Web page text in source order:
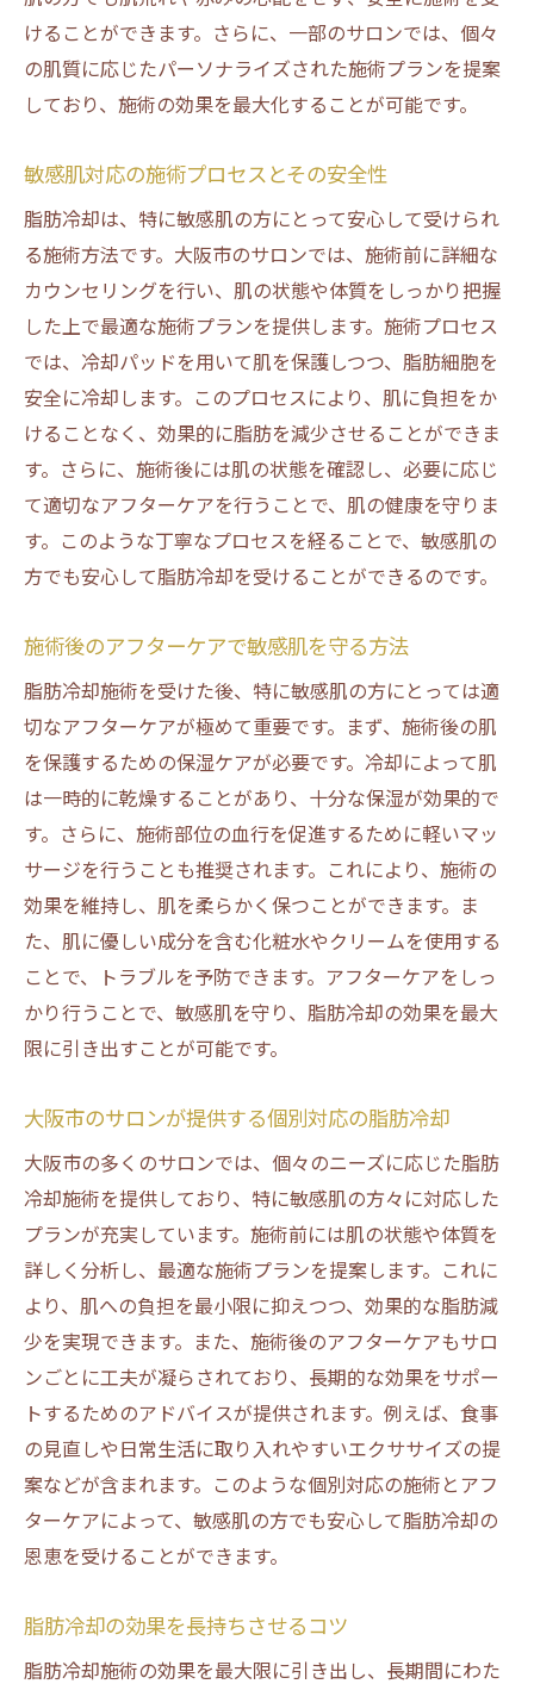
けることができます。さらに、一部のサロンでは、個々
の肌質に応じたパーソナライズされた施術プランを提案
しており、施術の効果を最大化することが可能です。
敏感肌対応の施術プロセスとその安全性
脂肪冷却は、特に敏感肌の方にとって安心して受けられ
る施術方法です。大阪市のサロンでは、施術前に詳細な
カウンセリングを行い、肌の状態や体質をしっかり把握
した上で最適な施術プランを提供します。施術プロセス
では、冷却パッドを用いて肌を保護しつつ、脂肪細胞を
安全に冷却します。このプロセスにより、肌に負担をか
けることなく、効果的に脂肪を減少させることができま
す。さらに、施術後には肌の状態を確認し、必要に応じ
て適切なアフターケアを行うことで、肌の健康を守りま
す。このような丁寧なプロセスを経ることで、敏感肌の
方でも安心して脂肪冷却を受けることができるのです。
施術後のアフターケアで敏感肌を守る方法
脂肪冷却施術を受けた後、特に敏感肌の方にとっては適
切なアフターケアが極めて重要です。まず、施術後の肌
を保護するための保湿ケアが必要です。冷却によって肌
は一時的に乾燥することがあり、十分な保湿が効果的で
す。さらに、施術部位の血行を促進するために軽いマッ
サージを行うことも推奨されます。これにより、施術の
効果を維持し、肌を柔らかく保つことができます。ま
た、肌に優しい成分を含む化粧水やクリームを使用する
ことで、トラブルを予防できます。アフターケアをしっ
かり行うことで、敏感肌を守り、脂肪冷却の効果を最大
限に引き出すことが可能です。
大阪市のサロンが提供する個別対応の脂肪冷却
大阪市の多くのサロンでは、個々のニーズに応じた脂肪
冷却施術を提供しており、特に敏感肌の方々に対応した
プランが充実しています。施術前には肌の状態や体質を
詳しく分析し、最適な施術プランを提案します。これに
より、肌への負担を最小限に抑えつつ、効果的な脂肪減
少を実現できます。また、施術後のアフターケアもサロ
ンごとに工夫が凝らされており、長期的な効果をサポー
トするためのアドバイスが提供されます。例えば、食事
の見直しや日常生活に取り入れやすいエクササイズの提
案などが含まれます。このような個別対応の施術とアフ
ターケアによって、敏感肌の方でも安心して脂肪冷却の
恩恵を受けることができます。
脂肪冷却の効果を長持ちさせるコツ
脂肪冷却施術の効果を最大限に引き出し、長期間にわた